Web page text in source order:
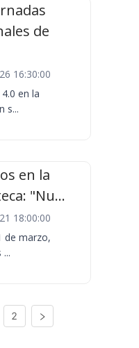
de
16:30:00
en la
s...
en la
"Nu...
18:00:00
de marzo,
2